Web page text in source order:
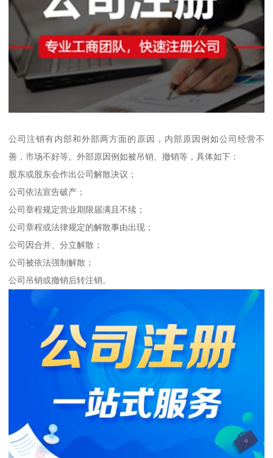
公司注销有内部和外部两方面的原因，内部原因例如公司经营不
善，市场不好等。外部原因例如被吊销、撤销等，具体如下：
股东或股东会作出公司解散决议；
公司依法宣告破产；
公司章程规定营业期限届满且不续；
公司章程或法律规定的解散事由出现；
公司因合并、分立解散；
公司被依法强制解散；
公司吊销或撤销后转注销。